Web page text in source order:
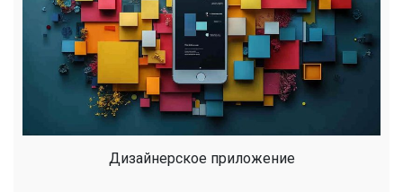
Дизайнерское приложение